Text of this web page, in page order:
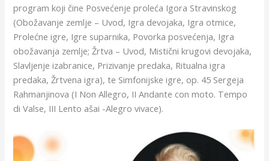
program koji čine Posvećenje proleća Igora Stravinskog
(Obožavanje zemlje – Uvod, Igra devojaka, Igra otmice,
Prolećne igre, Igre suparnika, Povorka posvećenja, Igra
obožavanja zemlje; Žrtva – Uvod, Mistični krugovi devojaka,
Slavljenje izabranice, Prizivanje predaka, Ritualna igra
predaka, Žrtvena igra), te Simfonijske igre, op. 45 Sergeja
Rahmanjinova (I Non Allegro, II Andante con moto. Tempo
di Valse, III Lento ašai -Alegro vivace).